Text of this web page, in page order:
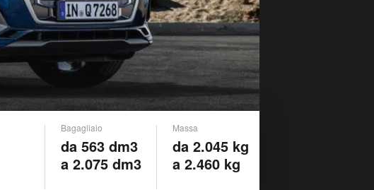
Bagagliaio
da 563 dm3
a 2.075 dm3
Massa
da 2.045 kg
a 2.460 kg